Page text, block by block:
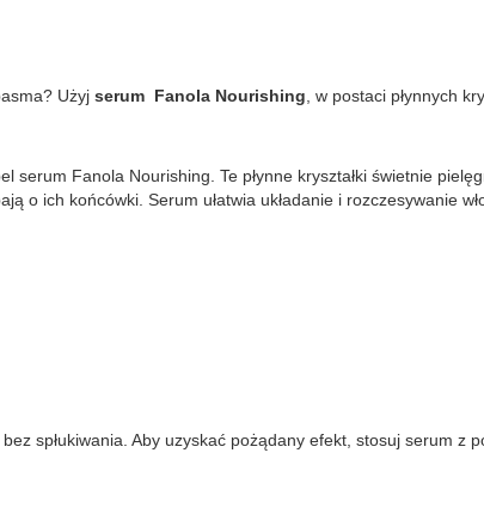
Użyj serum Fanola Nourishing , w postaci płynnych
serum Fanola Nourishing. Te płynne kryształki świetnie
o ich końcówki. Serum ułatwia układanie i rozczesywanie
spłukiwania. Aby uzyskać pożądany efekt, stosuj serum z